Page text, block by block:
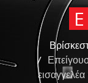
Ε